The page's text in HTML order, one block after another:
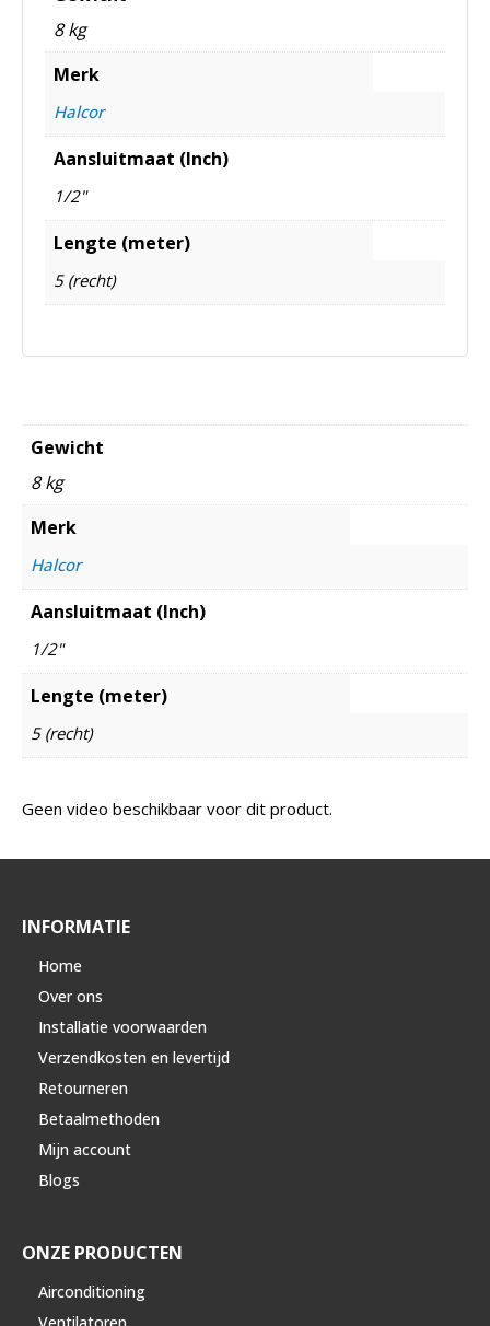
8 kg
Merk
Halcor
Aansluitmaat (Inch)
1/2"
Lengte (meter)
5 (recht)
Gewicht
8 kg
Merk
Halcor
Aansluitmaat (Inch)
1/2"
Lengte (meter)
5 (recht)
Geen video beschikbaar voor dit product.
INFORMATIE
Home
Over ons
Installatie voorwaarden
Verzendkosten en levertijd
Retourneren
Betaalmethoden
Mijn account
Blogs
ONZE PRODUCTEN
Airconditioning